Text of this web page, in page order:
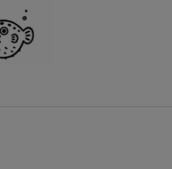
bezpiecznie, ponieważ:
wypełnione czystym tlenem z
terenie całej Polski, w pełnej
prawa.